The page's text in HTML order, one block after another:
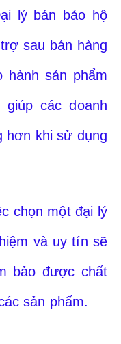
lý bán bảo hộ
sau bán hàng
hành sản phẩm
các doanh
hơn khi sử dụng
chọn một đại lý
và uy tín sẽ
bảo được chất
sản phẩm.